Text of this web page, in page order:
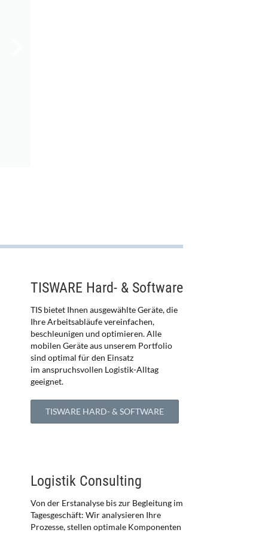
TISWARE Hard- & Software
TIS bietet Ihnen ausgewählte Geräte, die
Ihre Arbeitsabläufe vereinfachen,
beschleunigen und optimieren. Alle
mobilen Geräte aus unserem Portfolio
sind optimal für den Einsatz
im anspruchsvollen Logistik-Alltag
geeignet.
TISWARE HARD- & SOFTWARE
Logistik Consulting
Von der Erstanalyse bis zur Begleitung im
Tagesgeschäft: Wir analysieren Ihre
Prozesse, stellen optimale Komponenten